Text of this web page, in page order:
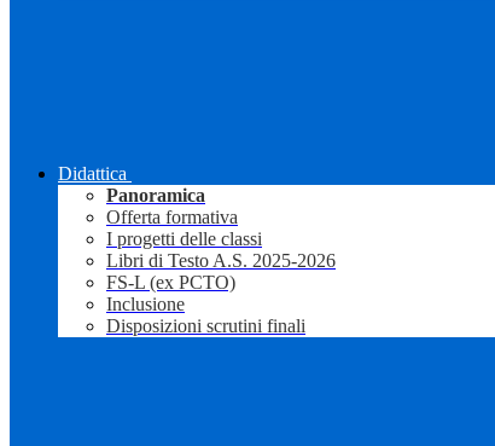
Didattica
Panoramica
Offerta formativa
I progetti delle classi
Libri di Testo A.S. 2025-2026
FS-L (ex PCTO)
Inclusione
Disposizioni scrutini finali